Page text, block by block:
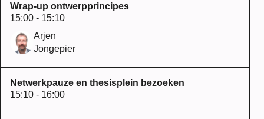
daarmee een regelinstrument dat bijdraagt aan een
robuust en wendbaar energiesysteem.
Wrap-up ontwerpprincipes
15:00 - 15:10
Arjen
Jongepier
Netwerkpauze en thesisplein bezoeken
15:10 - 16:00